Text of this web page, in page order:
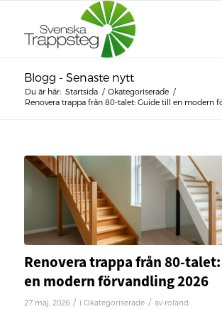
Blogg - Senaste nytt
Du är här: Startsida / Okategoriserade /
Renovera trappa från 80-talet: Guide till en modern
Renovera trappa från 80-
en modern förvandling 2026
27 maj, 2026 / i Okategoriserade / av roland